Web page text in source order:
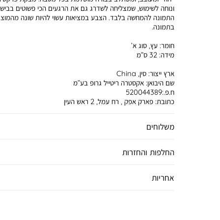
משלוחים
החלפות והחזרות
אחריות
ונוחה לשימוש, שמצליחה לשדרג גם את הרגעים הכי פשוטים
התמונה להמחשה בלבד. הצבע במציאות עשוי להיות שונה
בתמונה.
חומר:עץ, סוג א’
מידה:32 ס”מ
ארץ ייצור:סין, China
שם היבואן:אקסטרה ריטייל גרופ בע”מ
ח.פ.:520044389
כתובת:פארק אפק , רח עמל, 2 ראש העין